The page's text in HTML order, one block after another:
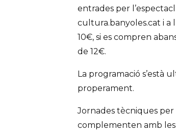
entrades per
cultura.banyoles.cat i a
10€, si es compren
de 12€.
La programació s’està
properament.
Jornades tècniques per
complementen amb